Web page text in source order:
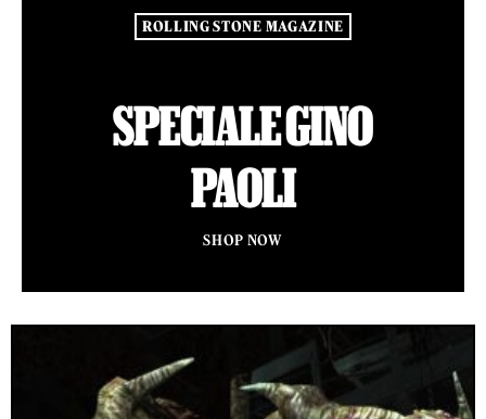
ROLLING STONE MAGAZINE
SPECIALE GINO
PAOLI
SHOP NOW